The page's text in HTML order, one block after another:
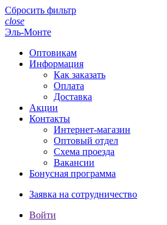
Сбросить фильтр
close
Эль-Монте
Оптовикам
Информация
Как заказать
Оплата
Доставка
Акции
Контакты
Интернет-магазин
Оптовый отдел
Схема проезда
Вакансии
Бонусная программа
Заявка на сотрудничество
Войти